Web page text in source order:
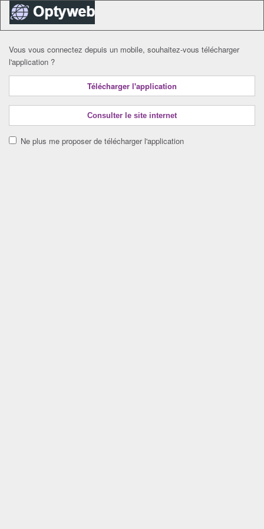
Vous vous connectez depuis un mobile, souhaitez-vous télécharger
l'application ?
Télécharger l'application
Consulter le site internet
Ne plus me proposer de télécharger l'application